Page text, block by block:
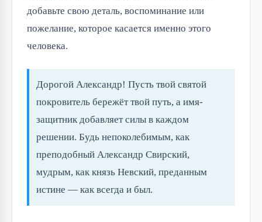
добавьте свою деталь, воспоминание или
пожелание, которое касается именно этого
человека.
Дорогой Александр! Пусть твой святой
покровитель бережёт твой путь, а имя-
защитник добавляет силы в каждом
решении. Будь непоколебимым, как
преподобный Александр Свирский,
мудрым, как князь Невский, преданным
истине — как всегда и был.